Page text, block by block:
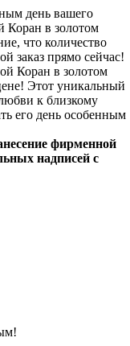
день вашего
Коран в золотом
что количество
заказ прямо сейчас!
Коран в золотом
Этот уникальный
к близкому
его день особенным
фирменной
надписей с